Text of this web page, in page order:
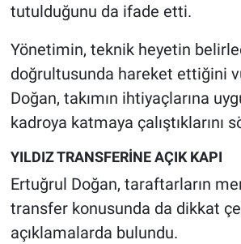
tutulduğunu da ifade etti.
Yönetimin, teknik heyetin
doğrultusunda hareket ettiğini
Doğan, takımın ihtiyaçlarına
kadroya katmaya çalıştıklarını
YILDIZ TRANSFERİNE AÇIK KAPI
Ertuğrul Doğan, taraftarların
transfer konusunda da dikkat
açıklamalarda bulundu.